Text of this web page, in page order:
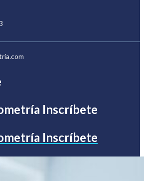
Inscríbete
Inscríbete